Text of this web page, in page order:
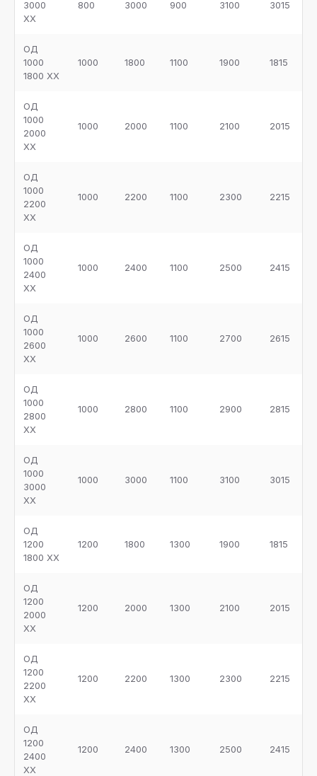
3000
ХХ
800 3000 900 3100 3015
ОД
1000
1800 ХХ
1000 1800 1100 1900 1815
ОД
1000
2000
ХХ
1000 2000 1100 2100 2015
ОД
1000
2200
ХХ
1000 2200 1100 2300 2215
ОД
1000
2400
ХХ
1000 2400 1100 2500 2415
ОД
1000
2600
ХХ
1000 2600 1100 2700 2615
ОД
1000
2800
ХХ
1000 2800 1100 2900 2815
ОД
1000
3000
ХХ
1000 3000 1100 3100 3015
ОД
1200
1800 ХХ
1200 1800 1300 1900 1815
ОД
1200
2000
ХХ
1200 2000 1300 2100 2015
ОД
1200
2200
ХХ
1200 2200 1300 2300 2215
ОД
1200
2400
ХХ
1200 2400 1300 2500 2415